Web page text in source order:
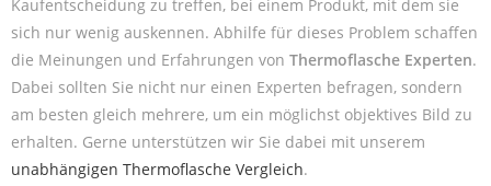
Kaufentscheidung zu treffen, bei einem Produkt, mit dem sie
sich nur wenig auskennen. Abhilfe für dieses Problem schaffen
die Meinungen und Erfahrungen von Thermoflasche Experten.
Dabei sollten Sie nicht nur einen Experten befragen, sondern
am besten gleich mehrere, um ein möglichst objektives Bild zu
erhalten. Gerne unterstützen wir Sie dabei mit unserem
unabhängigen Thermoflasche Vergleich.